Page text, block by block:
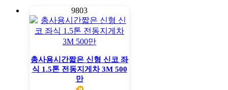
9803
총사용시간짧은 신형 신코 좌
식 1.5톤 전동지게차 3M 500
만